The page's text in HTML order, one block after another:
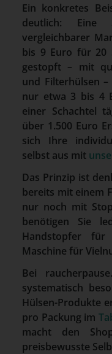
Ein konkretes
deutlich: Eine
vergleichbarer
bis 9 Euro für 20
gestopft – mit
und Filterhülsen
nur etwa 3 bis 4
einer Schachtel
über 1.500 Euro
sich Ihre
selbst aus mit
Das Prinzip ist
bereits mit einem
nur noch mit
benötigen Sie
Handstopfer für
Maschine für
Bei
systematisch
Hülsen-Produkte
pro Packung im
macht den
preisbewusste